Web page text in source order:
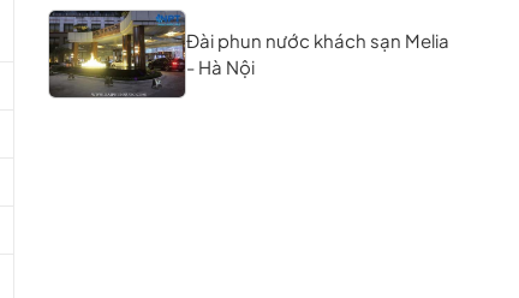
Đài phun nước khách sạn Melia
- Hà Nội